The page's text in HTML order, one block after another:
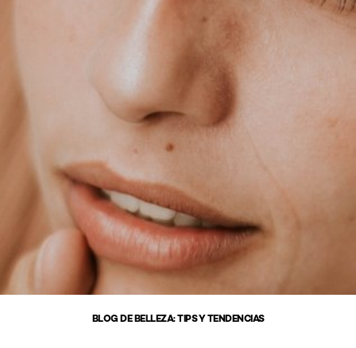
BLOG DE BELLEZA: TIPS Y TENDENCIAS